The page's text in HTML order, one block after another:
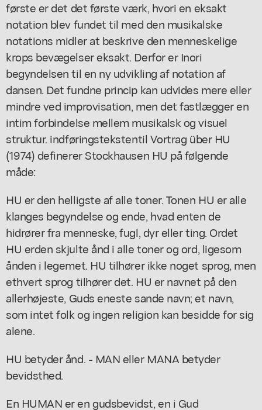
første er det det første værk, hvori en eksakt
notation blev fundet til med den musikalske
notations midler at beskrive den menneskelige
krops bevægelser eksakt. Derfor er Inori
begyndelsen til en ny udvikling af notation af
dansen. Det fundne princip kan udvides mere eller
mindre ved improvisation, men det fastlægger en
intim forbindelse mellem musikalsk og visuel
struktur. indføringstekstentil Vortrag über HU
(1974) definerer Stockhausen HU på følgende
måde:
HU er den helligste af alle toner. Tonen HU er alle
klanges begyndelse og ende, hvad enten de
hidrører fra menneske, fugl, dyr eller ting. Ordet
HU erden skjulte ånd i alle toner og ord, ligesom
ånden i legemet. HU tilhører ikke noget sprog, men
ethvert sprog tilhører det. HU er navnet på den
allerhøjeste, Guds eneste sande navn; et navn,
som intet folk og ingen religion kan besidde for sig
alene.
HU betyder ånd. - MAN eller MANA betyder
bevidsthed.
En HUMAN er en gudsbevidst, en i Gud